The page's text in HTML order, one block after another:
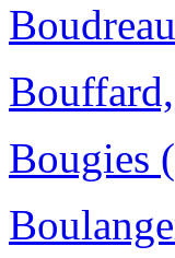
Bougies